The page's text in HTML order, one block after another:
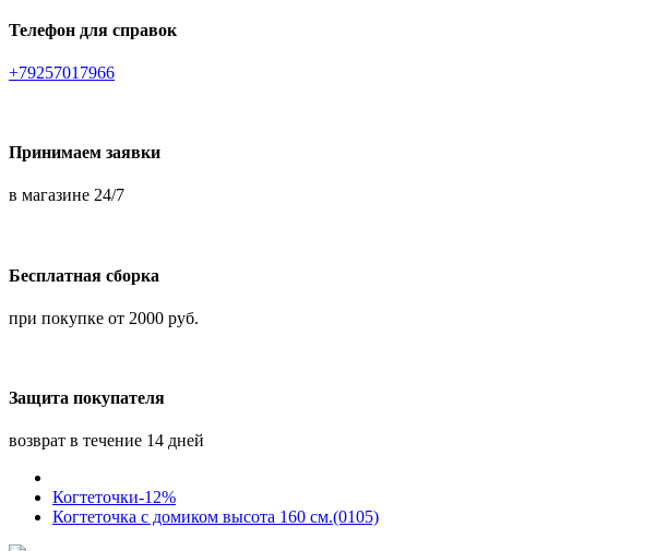
Телефон для справок
+79257017966
Принимаем заявки
в магазине 24/7
Бесплатная сборка
при покупке от 2000 руб.
Защита покупателя
возврат в течение 14 дней
Когтеточки-12%
Когтеточка с домиком высота 160 см.(0105)